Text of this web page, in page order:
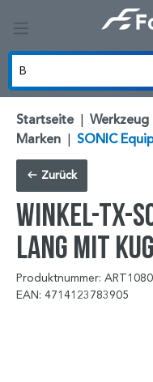
Startseite |
Marken | SONIC
Zurück
Winkel-TX-
lang mit
Produktnummer:
EAN: 4714123783905